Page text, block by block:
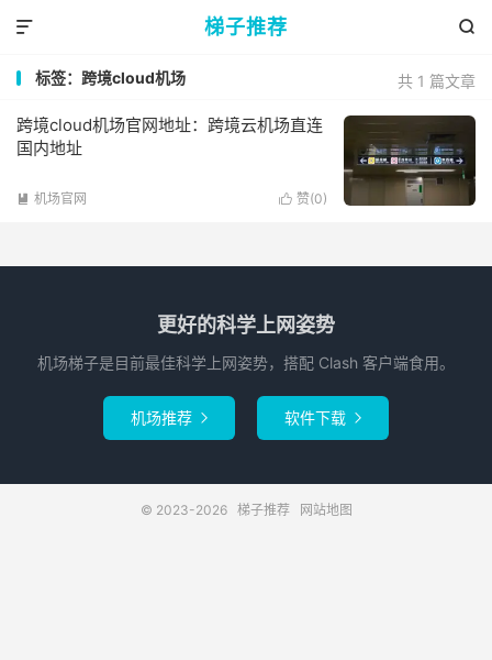
梯子推荐 

共 1 篇文章
标签：跨境cloud机场
跨境cloud机场官网地址：跨境云机场直连
国内地址
 赞(0)
 机场官网
更好的科学上网姿势
机场梯子是目前最佳科学上网姿势，搭配 Clash 客户端食用。
机场推荐  软件下载 
© 2023-2026 梯子推荐 网站地图